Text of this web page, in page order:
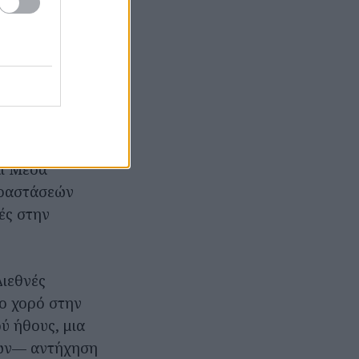
Agora
Showcase
ριες
Μέσα
στην
χορό στην
ήθους, μια
αντήχηση